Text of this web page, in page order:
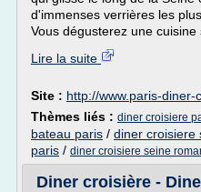
d'immenses verrières les
Vous dégusterez une cuisine
Lire la suite
Site : http://www.paris-diner-
Thèmes liés : diner croisiere
bateau paris / diner croisiere
paris / diner croisiere seine
Diner croisière -